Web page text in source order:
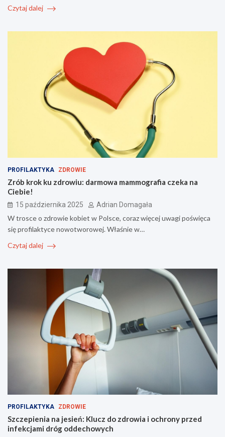
Czytaj dalej
PROFILAKTYKA ZDROWIE
Zrób krok ku zdrowiu: darmowa mammografia czeka na
Ciebie!
15 października 2025 Adrian Domagała
W trosce o zdrowie kobiet w Polsce, coraz więcej uwagi poświęca
się profilaktyce nowotworowej. Właśnie w…
Czytaj dalej
PROFILAKTYKA ZDROWIE
Szczepienia na jesień: Klucz do zdrowia i ochrony przed
infekcjami dróg oddechowych